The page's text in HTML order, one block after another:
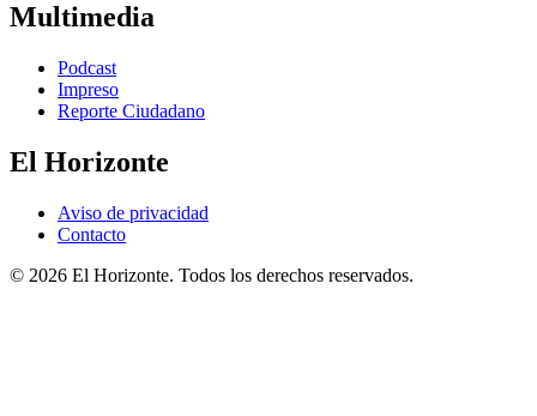
Multimedia
Podcast
Impreso
Reporte Ciudadano
El Horizonte
Aviso de privacidad
Contacto
© 2026 El Horizonte. Todos los derechos reservados.